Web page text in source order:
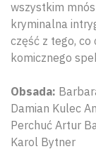
wszystkim
kryminalna
część z tego,
komicznego
Obsada:
Damian Kulec
Perchuć Artur
Karol Bytner